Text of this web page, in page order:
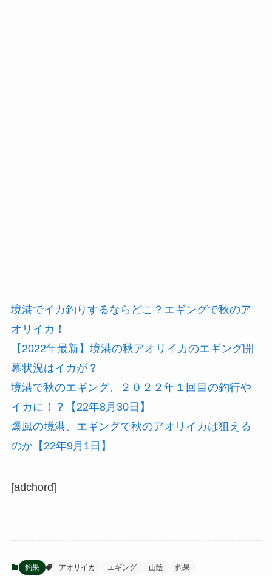
境港でイカ釣りするならどこ？エギングで秋のア
オリイカ！
【2022年最新】境港の秋アオリイカのエギング開
幕状況はイカが？
境港で秋のエギング、２０２２年１回目の釣行や
イカに！？【22年8月30日】
爆風の境港、エギングで秋のアオリイカは狙える
のか【22年9月1日】
[adchord]
釣果 アオリイカ エギング 山陰 釣果